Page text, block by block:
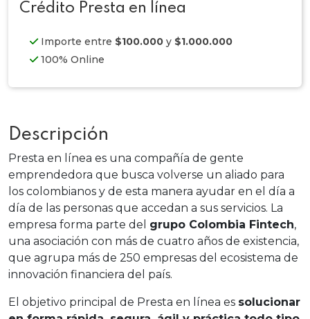
Crédito Presta en línea
Importe entre $100.000 y $1.000.000
100% Online
Descripción
Presta en línea es una compañía de gente
emprendedora que busca volverse un aliado para
los colombianos y de esta manera ayudar en el día a
día de las personas que accedan a sus servicios. La
empresa forma parte del grupo Colombia Fintech,
una asociación con más de cuatro años de existencia,
que agrupa más de 250 empresas del ecosistema de
innovación financiera del país.
El objetivo principal de Presta en línea es solucionar